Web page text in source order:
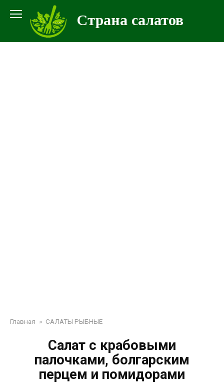
контенту
Страна салатов
Главная » САЛАТЫ РЫБНЫЕ
Салат с крабовыми
палочками, болгарским
перцем и помидорами